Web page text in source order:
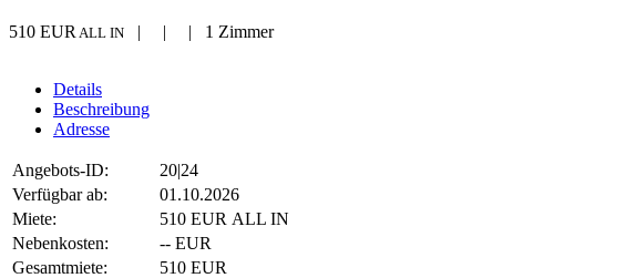
510 EUR ALL IN | | | 1 Zimmer
Details
Beschreibung
Adresse
Angebots-ID:
20|24
Verfügbar ab:
01.10.2026
Miete:
510 EUR ALL IN
Nebenkosten:
-- EUR
Gesamtmiete:
510 EUR